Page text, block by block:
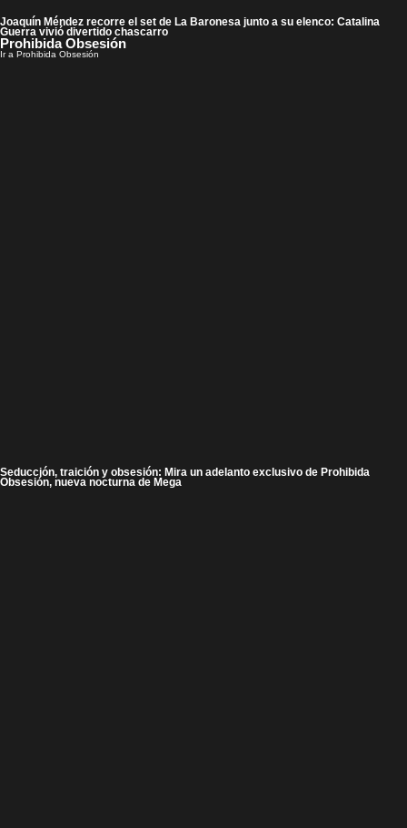
Joaquín Méndez recorre el set de La Baronesa junto a su elenco: Catalina
Guerra vivió divertido chascarro
Prohibida Obsesión
Ir a Prohibida Obsesión
Seducción, traición y obsesión: Mira un adelanto exclusivo de Prohibida
Obsesión, nueva nocturna de Mega